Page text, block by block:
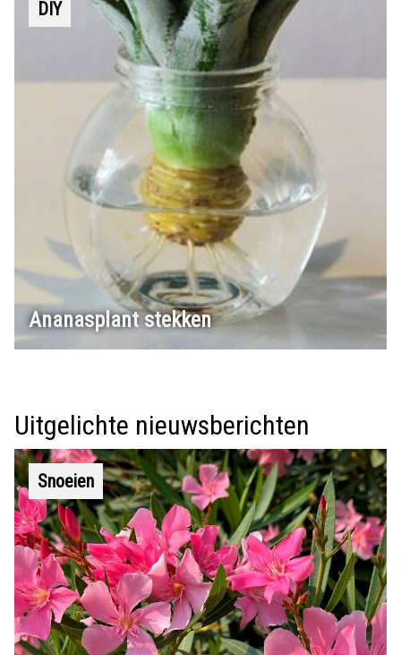
DIY
Ananasplant stekken
Uitgelichte nieuwsberichten
Snoeien